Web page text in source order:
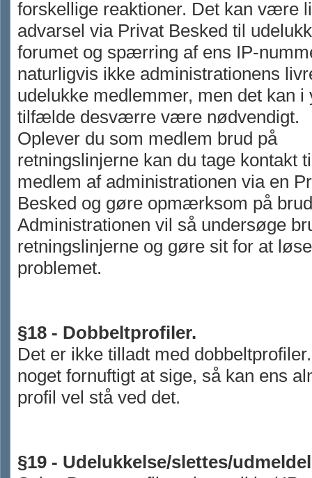
forskellige reaktioner. Det kan være
advarsel via Privat Besked til
forumet og spærring af ens IP-
naturligvis ikke administrationens
udelukke medlemmer, men det kan i
tilfælde desværre være nødvendigt.
Oplever du som medlem brud på
retningslinjerne kan du tage kontakt
medlem af administrationen via en
Besked og gøre opmærksom på
Administrationen vil så undersøge
retningslinjerne og gøre sit for at løse
problemet.
§18 - Dobbeltprofiler.
Det er ikke tilladt med
noget fornuftigt at sige, så kan ens
profil vel stå ved det.
§19 - Udelukkelse/slettes/